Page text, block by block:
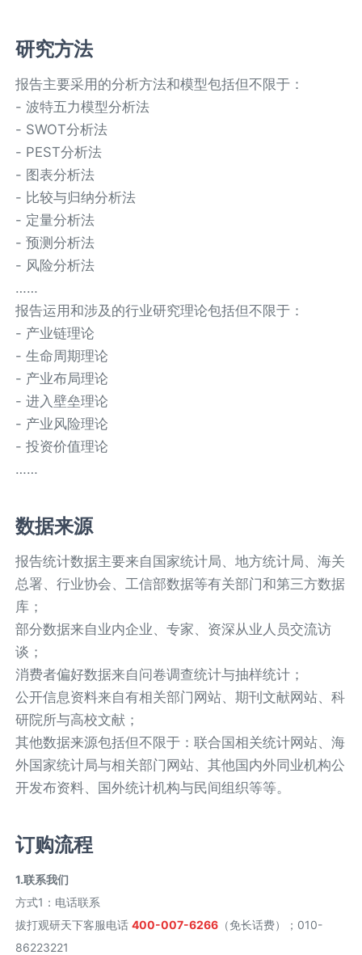
研究方法
报告主要采用的分析方法和模型包括但不限于：
- 波特五力模型分析法
- SWOT分析法
- PEST分析法
- 图表分析法
- 比较与归纳分析法
- 定量分析法
- 预测分析法
- 风险分析法
……
报告运用和涉及的行业研究理论包括但不限于：
- 产业链理论
- 生命周期理论
- 产业布局理论
- 进入壁垒理论
- 产业风险理论
- 投资价值理论
……
数据来源
报告统计数据主要来自国家统计局、地方统计局、海关
总署、行业协会、工信部数据等有关部门和第三方数据
库；
部分数据来自业内企业、专家、资深从业人员交流访
谈；
消费者偏好数据来自问卷调查统计与抽样统计；
公开信息资料来自有相关部门网站、期刊文献网站、科
研院所与高校文献；
其他数据来源包括但不限于：联合国相关统计网站、海
外国家统计局与相关部门网站、其他国内外同业机构公
开发布资料、国外统计机构与民间组织等等。
订购流程
1.联系我们
方式1 ： 电话联系
拔打观研天下客服电话400-007-6266 （免长话费）；010-
86223221